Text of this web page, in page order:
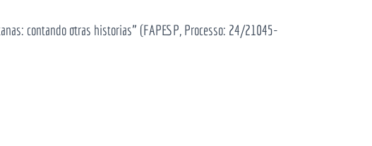
contando otras historias” (FAPESP, Processo: 24/21045-